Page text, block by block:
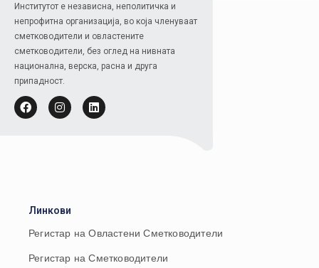
Институтот е независна, неполитичка и
непрофитна организација, во која членуваат
сметководители и овластените
сметководители, без оглед на нивната
национална, верска, расна и друга
припадност.
Линкови
Регистар на Овластени Сметководители
Регистар на Сметководители